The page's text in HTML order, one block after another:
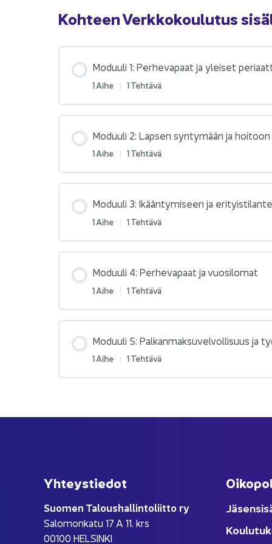
Koh­teen Verk­ko­kou­lu­tus
Mo­duu­li 1: Per­he­va­paat ja ylei­set
1 Aihe | 1 Teh­tä­vä
Mo­duu­li 2: Lap­sen syn­ty­mään ja
1 Aihe | 1 Teh­tä­vä
Mo­duu­li 3: Ikään­ty­mi­seen ja
1 Aihe | 1 Teh­tä­vä
Mo­duu­li 4: Per­he­va­paat ja vuo­si­lo­mat
1 Aihe | 1 Teh­tä­vä
Mo­duu­li 5: Pal­kan­mak­su­vel­vol­li­suus ja
1 Aihe | 1 Teh­tä­vä
Yh­teys­tie­dot
Suo­men Ta­lous­hal­lin­to­liit­to ry
Sa­lo­mon­ka­tu 17 A 11. krs
00100 HEL­SIN­KI